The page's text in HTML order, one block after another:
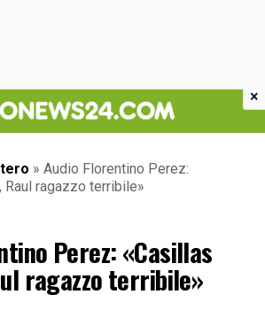
» Audio Florentino Perez:
ragazzo terribile»
Perez: «Casillas
ragazzo terribile»
×